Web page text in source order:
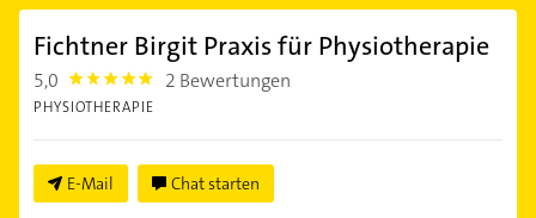
Fichtner Birgit Praxis für Physiotherapie
5,0 5.0 2 Bewertungen
PHYSIOTHERAPIE
E-Mail Chat starten